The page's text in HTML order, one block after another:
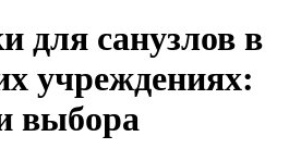
для санузлов в
учреждениях:
выбора